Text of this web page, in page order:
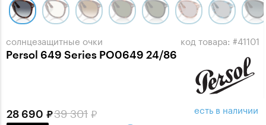
солнцезащитные очки
Persol 649 Series PO0649 24/86
код товара: #41101
39 301
28 690 есть в наличии